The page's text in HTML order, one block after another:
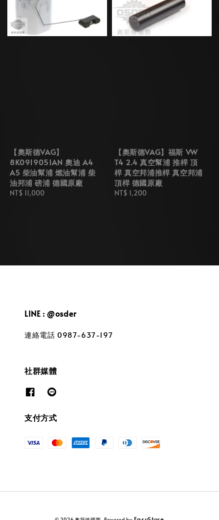
【奧斯德VAG】
8K0919051AN 奧迪 A4
A5 柴油幫浦 燃油幫浦 柴
油邦浦 磅浦 德國原廠
Regular
NT$ 11,000
【奧斯德VAG】福斯 VW
T4 2.4 真空幫浦 推桿 頂
桿 真空邦浦推桿 真空邦浦
頂桿 德國原廠
Regular
NT$ 1,200
LINE : @osder
連絡電話 0987-637-197
社群媒體
支付方式